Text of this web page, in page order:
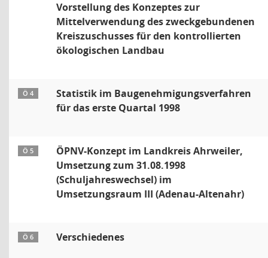
Vorstellung des Konzeptes zur
Mittelverwendung des zweckgebundenen
Kreiszuschusses für den kontrollierten
ökologischen Landbau
Ö 4
Statistik im Baugenehmigungsverfahren
für das erste Quartal 1998
Ö 5
ÖPNV-Konzept im Landkreis Ahrweiler,
Umsetzung zum 31.08.1998
(Schuljahreswechsel) im
Umsetzungsraum III (Adenau-Altenahr)
Ö 6 Verschiedenes